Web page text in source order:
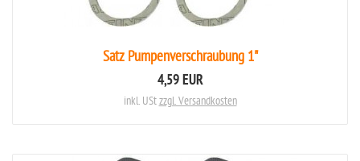
Satz Pumpenverschraubung 1"
4,59 EUR
inkl. UStzzgl. Versandkosten